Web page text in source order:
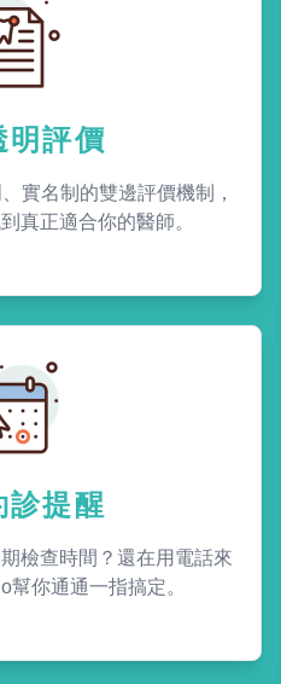
明評價
實名制的雙邊評價機制，
真正適合你的醫師。
診提醒
檢查時間？還在用電話來
幫你通通一指搞定。